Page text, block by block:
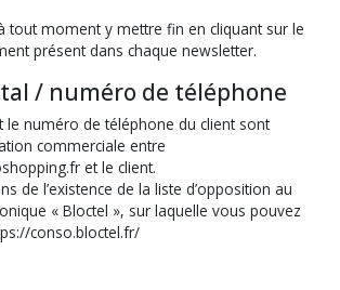
tout moment y mettre fin en cliquant sur le
présent dans chaque newsletter.
/ numéro de téléphone
le numéro de téléphone du client sont
commerciale entre
et le client.
de l’existence de la liste d’opposition au
« Bloctel », sur laquelle vous pouvez
conso.bloctel.fr/